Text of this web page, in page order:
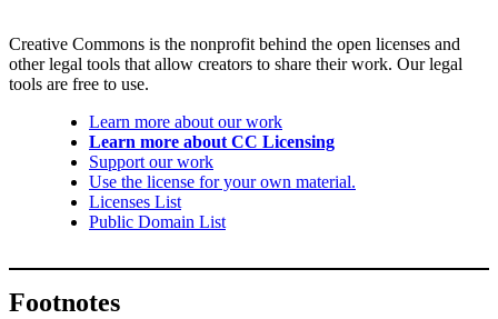
Creative Commons is the nonprofit behind the open licenses and
other legal tools that allow creators to share their work. Our legal
tools are free to use.
Learn more about our work
Learn more about CC Licensing
Support our work
Use the license for your own material.
Licenses List
Public Domain List
Footnotes